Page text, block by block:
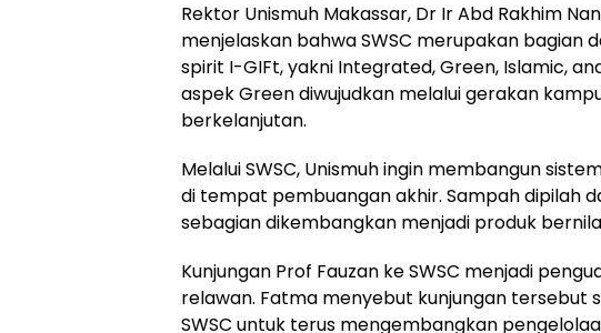
Rektor Unismuh Makassar, Dr Ir Abd Rakhim
menjelaskan bahwa SWSC merupakan bagian
spirit I-GIFt, yakni Integrated, Green, Islamic,
aspek Green diwujudkan melalui gerakan
berkelanjutan.
Melalui SWSC, Unismuh ingin membangun
di tempat pembuangan akhir. Sampah dipilah
sebagian dikembangkan menjadi produk
Kunjungan Prof Fauzan ke SWSC menjadi
relawan. Fatma menyebut kunjungan
SWSC untuk terus mengembangkan